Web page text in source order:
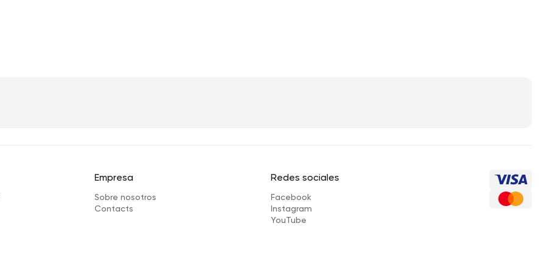
Empresa
Sobre nosotros
Сontacts
Redes sociales
Facebook
Instagram
YouTube